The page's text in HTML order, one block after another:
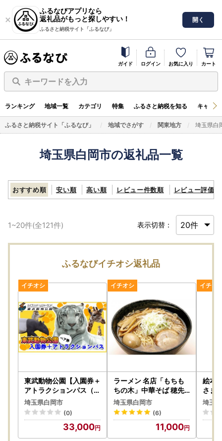
ふるなびアプリなら
返礼品がもっと探しやすい！
ふるさと納税サイト「ふるなび」
開く
ガイド ログイン お気に入り カート
キーワードを入力
ランキング 地域一覧 カテゴリ 特集 ふるさと納税を知る キャン
ふるさと納税サイト「ふるなび」 地域でさがす 関東地方 埼玉県白
埼玉県白岡市の返礼品一覧
おすすめ順 安い順 高い順 レビュー件数順 レビュー評価順
1~20件(全121件) 表示切替：
ふるなびイチオシ返礼品
東武動物公園【入園券＋
アトラクションパス（ペ
ア）】 遊園地 動物園
埼玉県白岡市
(0)
33,000
ラーメン 名店「もちも
ちの木」中華そば 穂先
メンマ 4食分
埼玉県白岡市
(6)
11,000
絵本
さま
王子
天然
立て
埼玉